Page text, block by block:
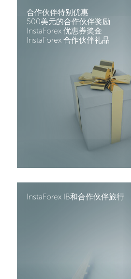
合作伙伴特别优惠
500美元的合作伙伴奖励
InstaForex 优惠券奖金
InstaForex 合作伙伴礼品
InstaForex IB和合作伙伴旅行